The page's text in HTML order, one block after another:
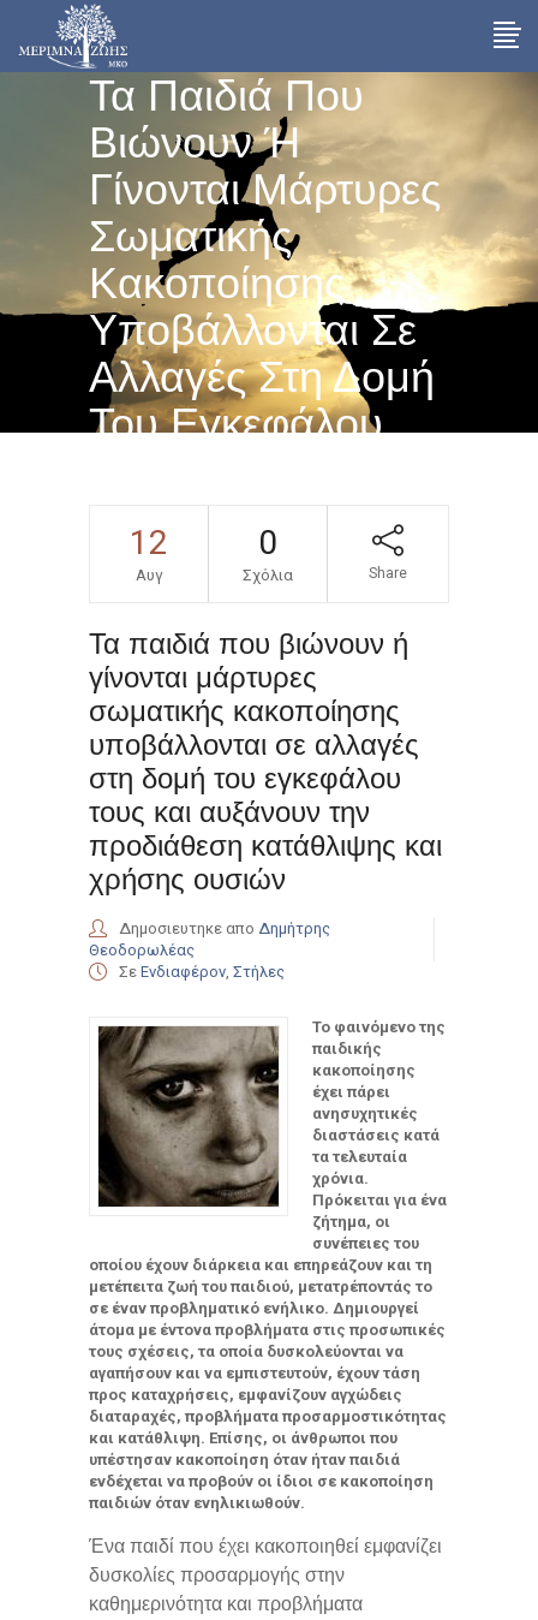
Τα Παιδιά Που
Βιώνουν Ή
Γίνονται Μάρτυρες
Σωματικής
Κακοποίησης
Υποβάλλονται Σε
Αλλαγές Στη Δομή
Του Εγκεφάλου
Αυξάνουν Την
Προδιάθεση
Κατάθλιψης Και
Χρήσης Ουσιών
12
Αυγ
0
Σχόλια Share
Τα παιδιά που βιώνουν ή
γίνονται μάρτυρες
σωματικής κακοποίησης
υποβάλλονται σε αλλαγές
στη δομή του εγκεφάλου
τους και αυξάνουν την
προδιάθεση κατάθλιψης και
χρήσης ουσιών
Δημοσιευτηκε απο Δημήτρης
Θεοδορωλέας
Σε Ενδιαφέρον Στήλες
Το φαινόμενο της
παιδικής
κακοποίησης
έχει πάρει
ανησυχητικές
διαστάσεις κατά
τα τελευταία
χρόνια.
Πρόκειται για ένα
ζήτημα, οι
συνέπειες του
οποίου έχουν διάρκεια και επηρεάζουν και τη
μετέπειτα ζωή του παιδιού, μετατρέποντάς το
σε έναν προβληματικό ενήλικο. Δημιουργεί
άτομα με έντονα προβλήματα στις προσωπικές
τους σχέσεις, τα οποία δυσκολεύονται να
αγαπήσουν και να εμπιστευτούν, έχουν τάση
προς καταχρήσεις, εμφανίζουν αγχώδεις
διαταραχές, προβλήματα προσαρμοστικότητας
και κατάθλιψη. Επίσης, οι άνθρωποι που
υπέστησαν κακοποίηση όταν ήταν παιδιά
ενδέχεται να προβούν οι ίδιοι σε κακοποίηση
παιδιών όταν ενηλικιωθούν.
Ένα παιδί που έχει κακοποιηθεί εμφανίζει
δυσκολίες προσαρμογής στην
καθημερινότητα και προβλήματα